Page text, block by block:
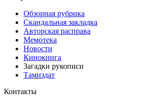
Обзорная рубрика
Скандальная закладка
Авторская расправа
Мемотека
Новости
Кинокнига
Загадки рукописи
Тамиздат
Контакты